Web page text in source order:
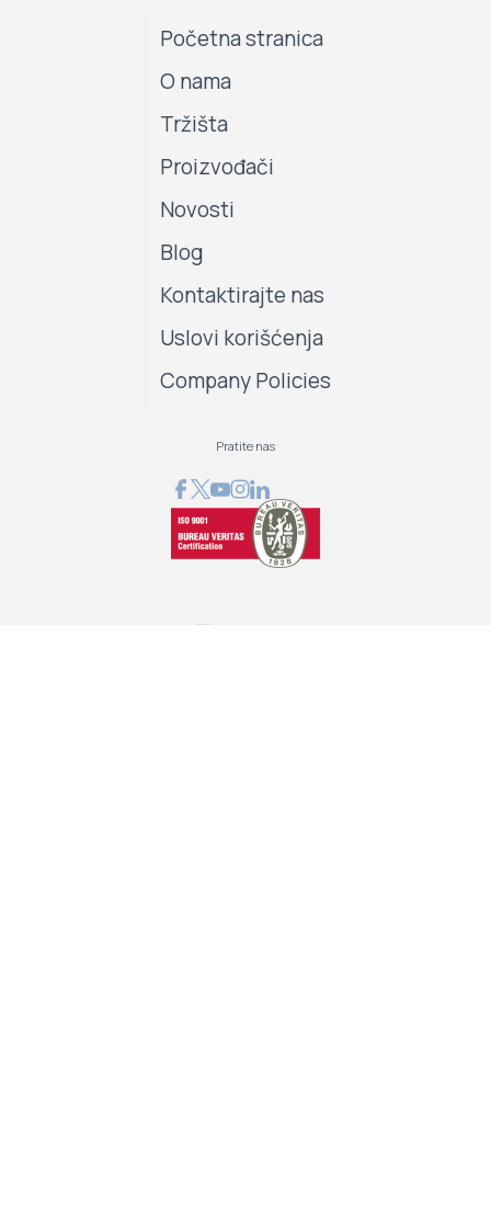
Početna stranica
O nama
Tržišta
Proizvođači
Novosti
Blog
Kontaktirajte nas
Uslovi korišćenja
Company Policies
Pratite nas